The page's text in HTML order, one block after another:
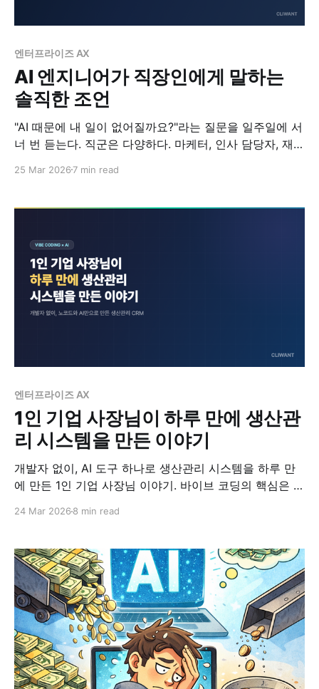
엔터프라이즈 AX
AI 엔지니어가 직장인에게 말하는
솔직한 조언
"AI 때문에 내 일이 없어질까요?"라는 질문을 일주일에 서
너 번 듣는다. 직군은 다양하다. 마케터, 인사 담당자, 재무
과 호기심이 반씩 섞여 있고, 그 뒤에 "무엇부터 시작해야
기업 AX 프로젝트를 함께하며 수백 명의
25 Mar 2026 7 min read
엔터프라이즈 AX
1인 기업 사장님이 하루 만에 생산관
리 시스템을 만든 이야기
개발자 없이, AI 도구 하나로 생산관리 시스템을 하루 만
에 만든 1인 기업 사장님 이야기. 바이브 코딩의 핵심은 코
24 Mar 2026 8 min read